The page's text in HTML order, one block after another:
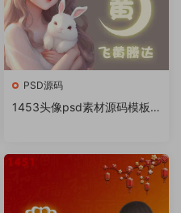
PSD源码
1453头像psd素材源码模板
作教程软件